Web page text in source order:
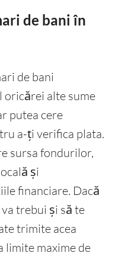
de bani în
de bani
oricărei alte sume
putea cere
a-ți verifica plata.
sursa fondurilor,
și
financiare. Dacă
trebui și să te
trimite acea
limite maxime de